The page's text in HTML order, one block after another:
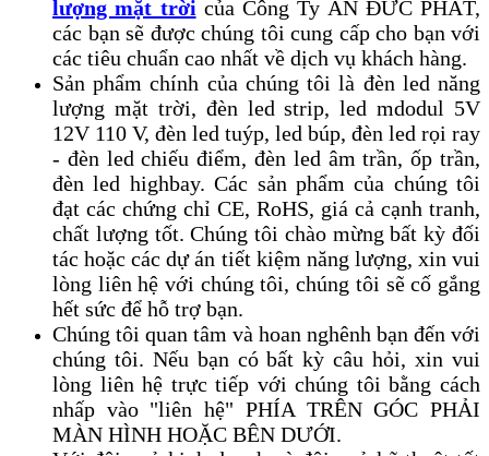
lượng mặt trời của Công Ty AN ĐỨC PHÁT,
các bạn sẽ được chúng tôi cung cấp cho bạn với
các tiêu chuẩn cao nhất về dịch vụ khách hàng.
Sản phẩm chính của chúng tôi là đèn led năng
lượng mặt trời, đèn led strip, led mdodul 5V
12V 110 V, đèn led tuýp, led búp, đèn led rọi ray
- đèn led chiếu điểm, đèn led âm trần, ốp trần,
đèn led highbay. Các sản phẩm của chúng tôi
đạt các chứng chỉ CE, RoHS, giá cả cạnh tranh,
chất lượng tốt. Chúng tôi chào mừng bất kỳ đối
tác hoặc các dự án tiết kiệm năng lượng, xin vui
lòng liên hệ với chúng tôi, chúng tôi sẽ cố gắng
hết sức để hỗ trợ bạn.
Chúng tôi quan tâm và hoan nghênh bạn đến với
chúng tôi. Nếu bạn có bất kỳ câu hỏi, xin vui
lòng liên hệ trực tiếp với chúng tôi bằng cách
nhấp vào "liên hệ" PHÍA TRÊN GÓC PHẢI
MÀN HÌNH HOẶC BÊN DƯỚI.